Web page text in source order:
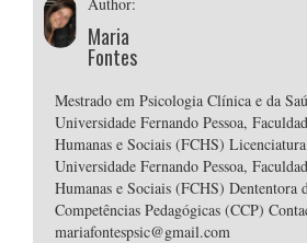
Maria
Fontes
Mestrado em Psicologia Clínica e da
Universidade Fernando Pessoa,
Humanas e Sociais (FCHS)
Universidade Fernando Pessoa,
Humanas e Sociais (FCHS) Dententora
Competências Pedagógicas (CCP)
mariafontespsic@gmail.com